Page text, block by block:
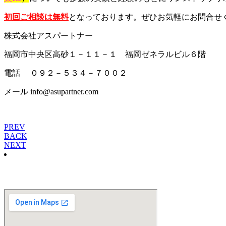
初回ご相談は無料となっております。ぜひお気軽にお問合せ
株式会社アスパートナー
福岡市中央区高砂１－１１－１ 福岡ゼネラルビル６階
電話 ０９２－５３４－７００２
メール info@asupartner.com
PREV
BACK
NEXT